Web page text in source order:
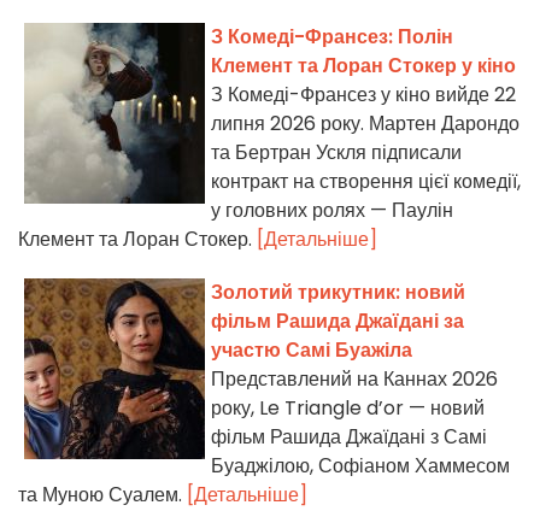
З Комеді-Франсез: Полін
Клемент та Лоран Стокер у кіно
З Комеді-Франсез у кіно вийде 22
липня 2026 року. Мартен Дарондо
та Бертран Ускля підписали
контракт на створення цієї комедії,
у головних ролях — Паулін
Клемент та Лоран Стокер. [Детальніше]
Золотий трикутник: новий
фільм Рашида Джаїдані за
участю Самі Буажіла
Представлений на Каннах 2026
року, Le Triangle d’or — новий
фільм Рашида Джаїдані з Самі
Буаджілою, Софіаном Хаммесом
та Муною Суалем. [Детальніше]